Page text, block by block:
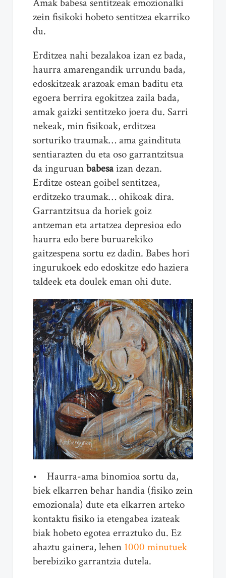
Amak babesa sentitzeak emozionalki
zein fisikoki hobeto sentitzea ekarriko
du.
Erditzea nahi bezalakoa izan ez bada,
haurra amarengandik urrundu bada,
edoskitzeak arazoak eman baditu eta
egoera berrira egokitzea zaila bada,
amak gaizki sentitzeko joera du. Sarri
nekeak, min fisikoak, erditzea
sorturiko traumak… ama gaindituta
sentiarazten du eta oso garrantzitsua
da inguruanbabesaizan dezan.
Erditze ostean goibel sentitzea,
erditzeko traumak… ohikoak dira.
Garrantzitsua da horiek goiz
antzeman eta artatzea depresioa edo
haurra edo bere buruarekiko
gaitzespena sortu ez dadin. Babes hori
ingurukoek edo edoskitze edo haziera
taldeek eta doulek eman ohi dute.
• Haurra-ama binomioa sortu da,
biek elkarren behar handia (fisiko zein
emozionala) dute eta elkarren arteko
kontaktu fisiko ia etengabea izateak
biak hobeto egotea erraztuko du. Ez
ahaztu gainera, lehen 1000 minutuek
berebiziko garrantzia dutela.